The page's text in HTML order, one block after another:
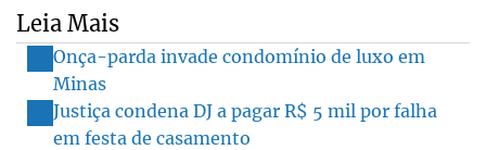
Leia Mais
Onça-parda invade condomínio de luxo em
Minas
Justiça condena DJ a pagar R$ 5 mil por falha
em festa de casamento